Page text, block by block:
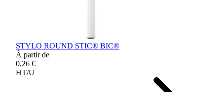
STYLO ROUND STIC® BIC®
À partir de
0,26 €
HT/U